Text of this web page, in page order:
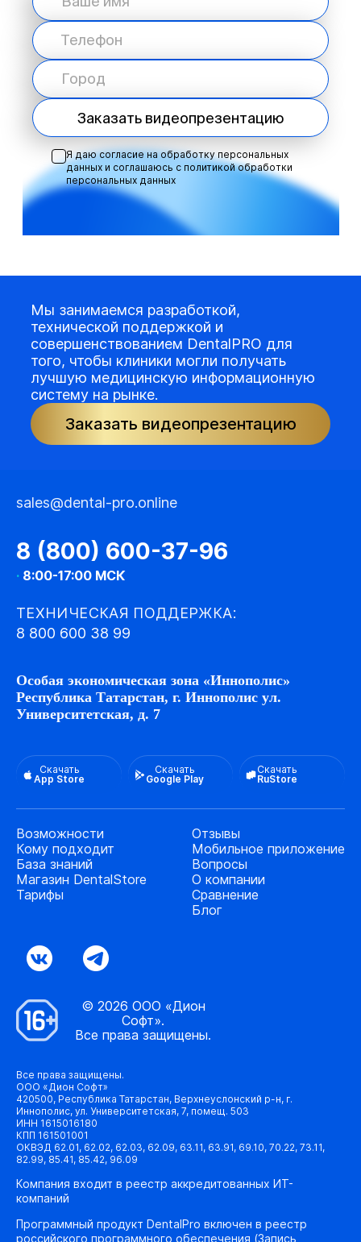
Заказать видеопрезентацию
Я даю согласие на обработку персональных
данных и соглашаюсь с политикой обработки
персональных данных
Мы занимаемся разработкой,
технической поддержкой и
совершенствованием DentalPRO для
того, чтобы клиники могли получать
лучшую медицинскую информационную
систему на рынке.
Заказать видеопрезентацию
sales@dental-pro.online
8 (800) 600-37-96
· 8:00-17:00 МСК
ТЕХНИЧЕСКАЯ ПОДДЕРЖКА:
8 800 600 38 99
Особая экономическая зона «Иннополис»
Республика Татарстан, г. Иннополис ул.
Университетская, д. 7
Скачать
App Store
Скачать
Google Play
Скачать
RuStore
Возможности
Кому подходит
База знаний
Магазин DentalStore
Тарифы
Отзывы
Мобильное приложение
Вопросы
О компании
Сравнение
Блог
© 2026 ООО «Дион
Софт».
Все права защищены.
Все права защищены.
ООО «Дион Софт»
420500, Республика Татарстан, Верхнеуслонский р-н, г.
Иннополис, ул. Университетская, 7, помещ. 503
ИНН 1615016180
КПП 161501001
ОКВЭД 62.01, 62.02, 62.03, 62.09, 63.11, 63.91, 69.10, 70.22, 73.11,
82.99, 85.41, 85.42, 96.09
Компания входит в реестр аккредитованных ИТ-
компаний
Программный продукт DentalPro включен в реестр
российского программного обеспечения (Запись